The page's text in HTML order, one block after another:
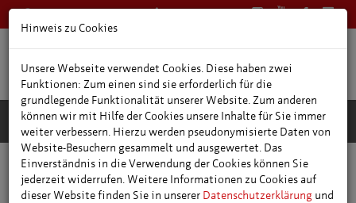
0361 66400
Service/Presse
Hinweis zu Cookies
Unsere Webseite verwendet Cookies. Diese haben zwei
Funktionen: Zum einen sind sie erforderlich für die
grundlegende Funktionalität unserer Website. Zum anderen
können wir mit Hilfe der Cookies unsere Inhalte für Sie immer
weiter verbessern. Hierzu werden pseudonymisierte Daten von
Website-Besuchern gesammelt und ausgewertet. Das
Einverständnis in die Verwendung der Cookies können Sie
jederzeit widerrufen. Weitere Informationen zu Cookies auf
dieser Website finden Sie in unserer Datenschutzerklärung und